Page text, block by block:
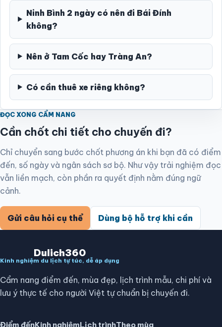
Ninh Bình 2 ngày có nên đi Bái Đính
không?
Nên ở Tam Cốc hay Tràng An?
Có cần thuê xe riêng không?
ĐỌC XONG CẨM NANG
Cần chốt chi tiết cho chuyến đi?
Chỉ chuyển sang bước chốt phương án khi bạn đã có điểm
đến, số ngày và ngân sách sơ bộ. Như vậy trải nghiệm đọc
vẫn liền mạch, còn phần ra quyết định nằm đúng ngữ
cảnh.
Gửi câu hỏi cụ thể Dùng bộ hỗ trợ khi cần
Dulich360
Kinh nghiệm du lịch tự túc, dễ áp dụng
Cẩm nang điểm đến, mùa đẹp, lịch trình mẫu, chi phí và
lưu ý thực tế cho người Việt tự chuẩn bị chuyến đi.
Điểm đếnKinh nghiệmLịch trìnhTheo mùa